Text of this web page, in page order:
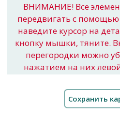
ВНИМАНИЕ! Все
передвигать с
наведите курсор на
кнопку мышки, тяните.
перегородки можно
нажатием на них